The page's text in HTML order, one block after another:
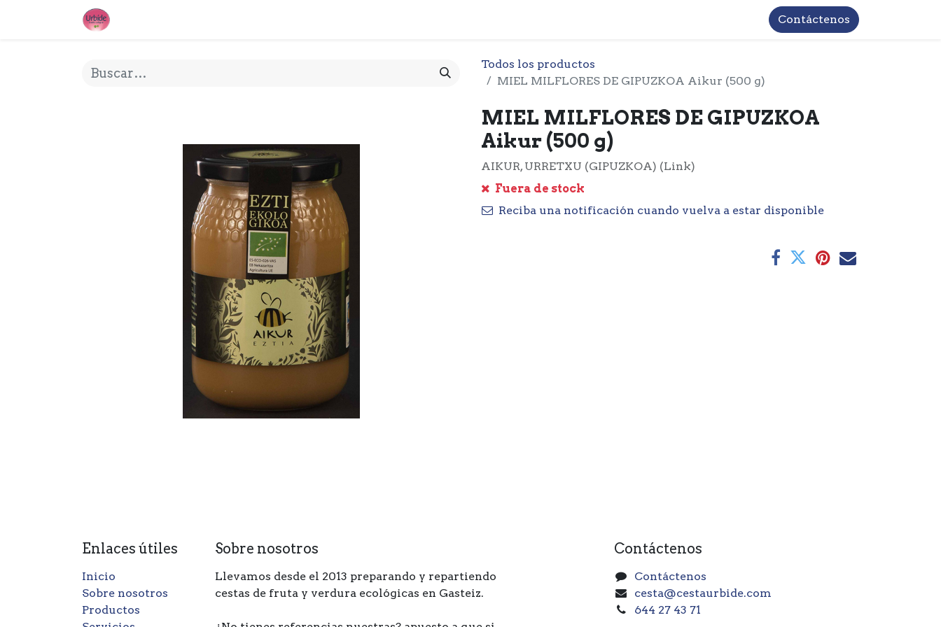
INFORMACIÓN BASICA LOPD
Contáctenos
Todos los productos
MIEL MILFLORES DE GIPUZKOA Aikur (500 g)
MIEL MILFLORES DE GIPUZKOA
Aikur (500 g)
AIKUR, URRETXU (GIPUZKOA) (Link)
Fuera de stock
Reciba una notificación cuando vuelva a estar disponible
Enlaces útiles
Inicio
Sobre nosotros
Productos
Sobre nosotros
Llevamos desde el 2013 preparando y repartiendo
cestas de fruta y verdura ecológicas en Gasteiz.
Contáctenos
Contáctenos
cesta@cestaurbide.com
644 27 43 71